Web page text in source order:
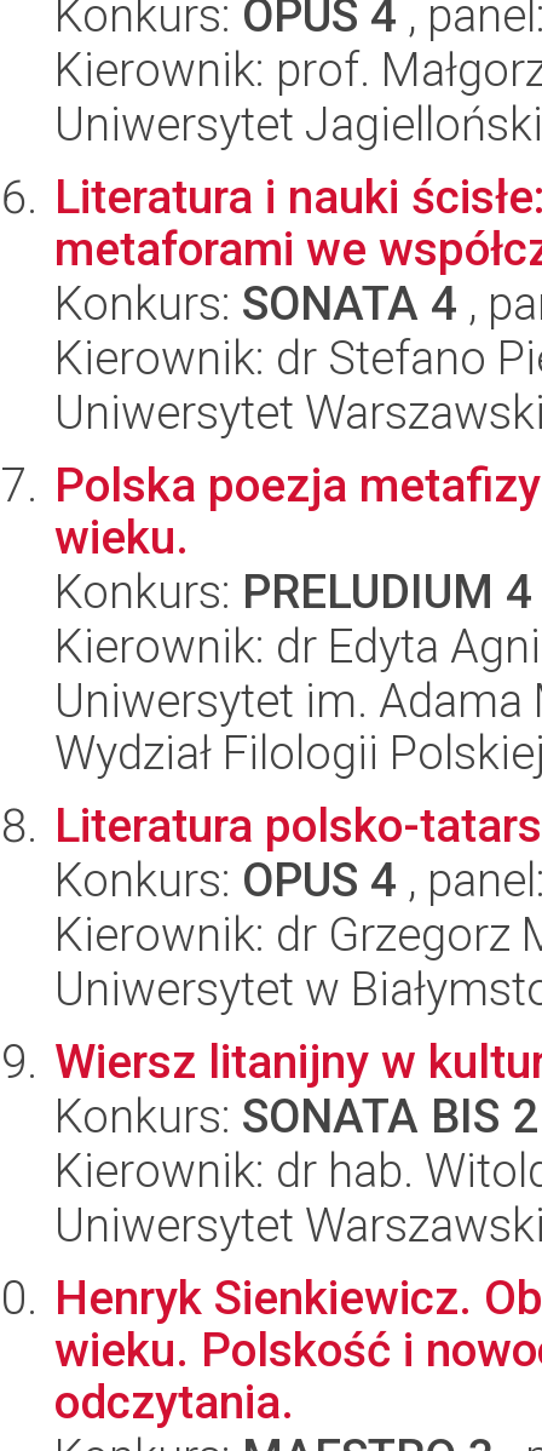
Konkurs: OPUS 4 ,
Kierownik: prof.
Uniwersytet
Literatura i nauki
metaforami we
Konkurs: SONATA 4 ,
Kierownik: dr Stefano
Uniwersytet
Polska poezja
wieku.
Konkurs: PRELUDIUM 4
Kierownik: dr Edyta
Uniwersytet im.
Wydział Filologii
Literatura polsko-
Konkurs: OPUS 4 ,
Kierownik: dr Grzegorz
Uniwersytet w
Wiersz litanijny w
Konkurs: SONATA BIS 2
Kierownik: dr hab.
Uniwersytet
Henryk Sienkiewicz.
wieku. Polskość i
odczytania.